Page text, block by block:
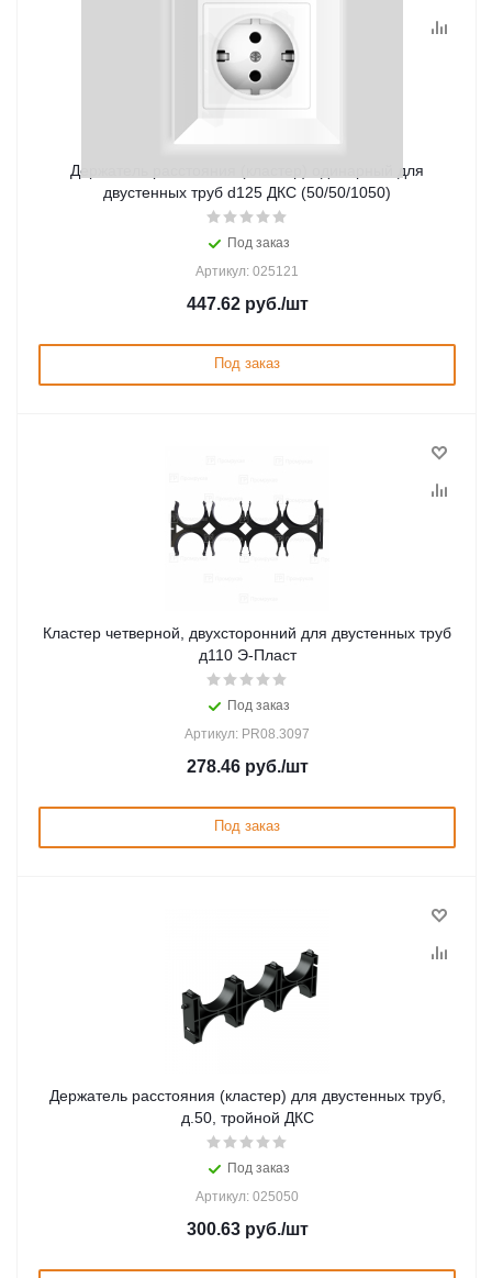
Держатель расстояния (кластер) одинарный для
двустенных труб d125 ДКС (50/50/1050)
Под заказ
Артикул: 025121
447.62руб./шт
Под заказ
Кластер четверной, двухсторонний для двустенных труб
д110 Э-Пласт
Под заказ
Артикул: PR08.3097
278.46руб./шт
Под заказ
Держатель расстояния (кластер) для двустенных труб,
д.50, тройной ДКС
Под заказ
Артикул: 025050
300.63руб./шт